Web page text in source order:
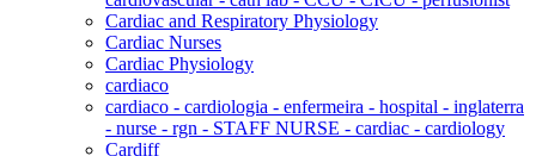
Cardiac and Respiratory Physiology
Cardiac Nurses
Cardiac Physiology
cardiaco
cardiaco - cardiologia - enfermeira - hospital - inglaterra
- nurse - rgn - STAFF NURSE - cardiac - cardiology
Cardiff